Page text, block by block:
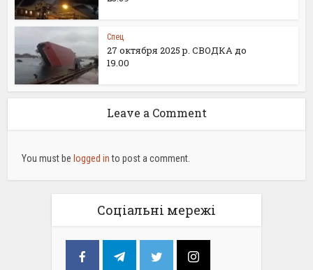
Спец
27 октября 2025 р. СВОДКА до
19.00
Leave a Comment
You must be logged into post a comment.
Соціальні мережі